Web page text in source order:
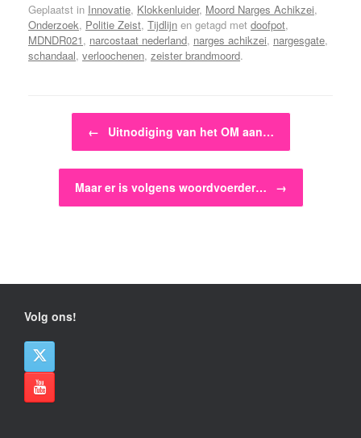
Geplaatst in Innovatie, Klokkenluider, Moord Narges Achikzei,
Onderzoek, Politie Zeist, Tijdlijn en getagd met doofpot,
MDNDR021, narcostaat nederland, narges achikzei, nargesgate,
schandaal, verloochenen, zeister brandmoord.
Bericht navigatie
← Uitnodiging van het OM aan…
Maar er is volgens woordvoerder… →
Volg ons!